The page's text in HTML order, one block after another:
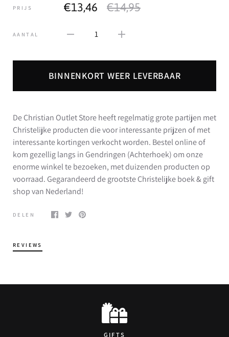
PRIJS €13,46 €14,95
AANTAL 1
BINNENKORT WEER LEVERBAAR
De Christian Outlet Store heeft regelmatig grote partijen met
Christelijke producten die voor interessante prijzen of met
interessante kortingen verkocht worden. Bestel online of
kom gezellig langs in Gendringen (Achterhoek) om onze
enorme winkel te bezoeken, met duizenden producten op
voorraad. Gegarandeerd de grootste Christelijke boek & gift
shop van Nederland!
DELEN
REVIEWS
GIFTS